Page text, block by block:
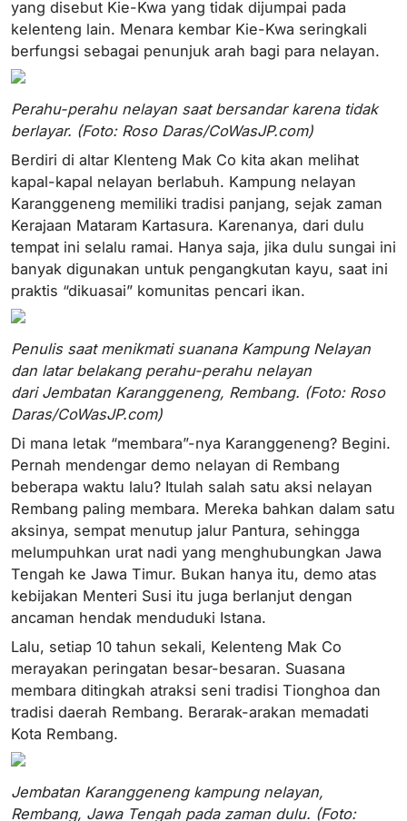
yang disebut Kie-Kwa yang tidak dijumpai pada
kelenteng lain. Menara kembar Kie-Kwa seringkali
berfungsi sebagai penunjuk arah bagi para nelayan.
Perahu-perahu nelayan saat bersandar karena tidak
berlayar. (Foto: Roso Daras/CoWasJP.com)
Berdiri di altar Klenteng Mak Co kita akan melihat
kapal-kapal nelayan berlabuh. Kampung nelayan
Karanggeneng memiliki tradisi panjang, sejak zaman
Kerajaan Mataram Kartasura. Karenanya, dari dulu
tempat ini selalu ramai. Hanya saja, jika dulu sungai ini
banyak digunakan untuk pengangkutan kayu, saat ini
praktis “dikuasai” komunitas pencari ikan.
Penulis saat menikmati suanana Kampung Nelayan
dan latar belakang perahu-perahu nelayan
dari Jembatan Karanggeneng, Rembang. (Foto: Roso
Daras/CoWasJP.com)
Di mana letak “membara”-nya Karanggeneng? Begini.
Pernah mendengar demo nelayan di Rembang
beberapa waktu lalu? Itulah salah satu aksi nelayan
Rembang paling membara. Mereka bahkan dalam satu
aksinya, sempat menutup jalur Pantura, sehingga
melumpuhkan urat nadi yang menghubungkan Jawa
Tengah ke Jawa Timur. Bukan hanya itu, demo atas
kebijakan Menteri Susi itu juga berlanjut dengan
ancaman hendak menduduki Istana.
Lalu, setiap 10 tahun sekali, Kelenteng Mak Co
merayakan peringatan besar-besaran. Suasana
membara ditingkah atraksi seni tradisi Tionghoa dan
tradisi daerah Rembang. Berarak-arakan memadati
Kota Rembang.
Jembatan Karanggeneng kampung nelayan,
Rembang, Jawa Tengah pada zaman dulu. (Foto: